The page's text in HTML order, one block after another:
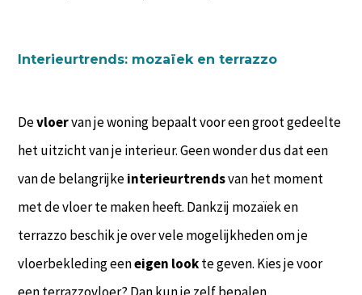
Interieurtrends: mozaïek en terrazzo
Devloervan je woning bepaalt voor een groot gedeelte
het uitzicht van je interieur. Geen wonder dus dat een
van de belangrijkeinterieurtrendsvan het moment
met de vloer te maken heeft. Dankzij mozaïek en
terrazzo beschik je over vele mogelijkheden om je
vloerbekleding eeneigen lookte geven. Kies je voor
een terrazzovloer? Dan kun je zelf bepalen